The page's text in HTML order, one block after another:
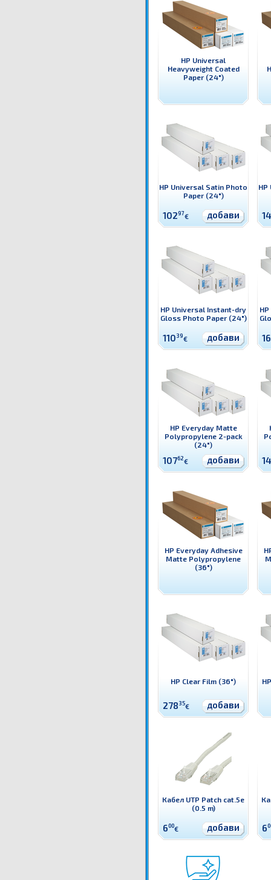
HP Universal
Heavyweight Coated
Paper (24")
HP Universal Satin Photo
Paper (24")
10297€ добави
HP Universal Instant-dry
Gloss Photo Paper (24")
11039€ добави
HP Everyday Matte
Polypropylene 2-pack
(24")
10762€ добави
HP Everyday Adhesive
Matte Polypropylene
(36")
HP Clear Film (36")
27835€ добави
Кабел UTP Patch cat.5e
(0.5 m)
600€ добави 6